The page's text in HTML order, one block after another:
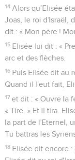
Il prit tout l'or et
trouvaient dans la
palais royal ; il prit
Samarie.
15 Le reste des actes
exploits et la
Juda, cela est décrit
16 Joas se coucha
Samarie avec les
sa place.
17 Amatsia, fils de
mort de Joas, le fils